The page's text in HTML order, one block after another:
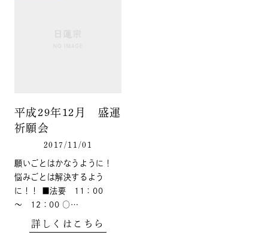
平成29年12月 盛運
祈願会
2017/11/01
願いごとはかなうように！
悩みごとは解決するよう
に！！ ■法要 11：00
～ 12：00 ○…
詳しくはこちら